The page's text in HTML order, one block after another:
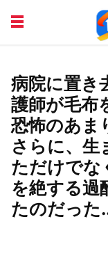
DISCOVER
病院に置き
護師が毛布
恐怖のあま
さらに、生
ただけでな
を絶する過
たのだった